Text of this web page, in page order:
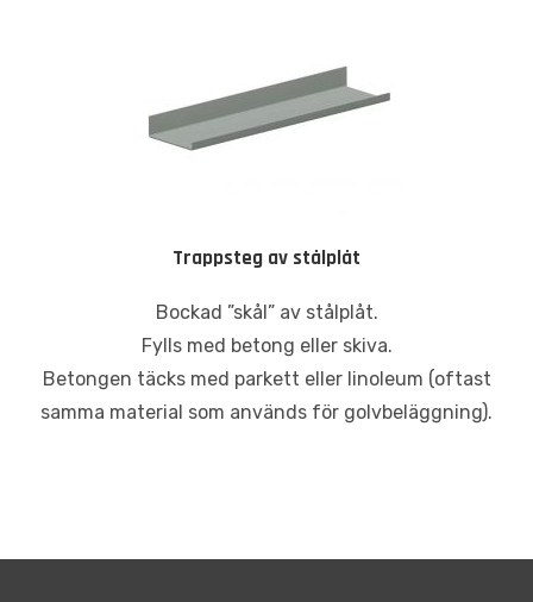
Trappsteg av stålplåt
Bockad ”skål” av stålplåt.
Fylls med betong eller skiva.
Betongen täcks med parkett eller linoleum (oftast
samma material som används för golvbeläggning).